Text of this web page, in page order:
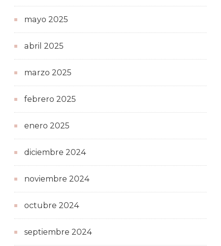
mayo 2025
abril 2025
marzo 2025
febrero 2025
enero 2025
diciembre 2024
noviembre 2024
octubre 2024
septiembre 2024